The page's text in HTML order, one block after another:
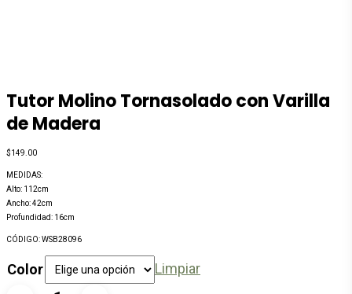
Tutor Molino Tornasolado con Varilla
de Madera
$149.00
MEDIDAS:
Alto: 112cm
Ancho: 42cm
Profundidad: 16cm
CÓDIGO: WSB28096
Color Limpiar
Tutor